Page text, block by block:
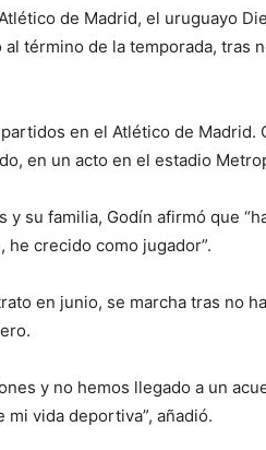
de Madrid, el uruguayo
término de la temporada, tras
en el Atlético de Madrid.
en un acto en el estadio
su familia, Godín afirmó que
crecido como jugador”.
en junio, se marcha tras no
y no hemos llegado a un
mi vida deportiva”, añadió.